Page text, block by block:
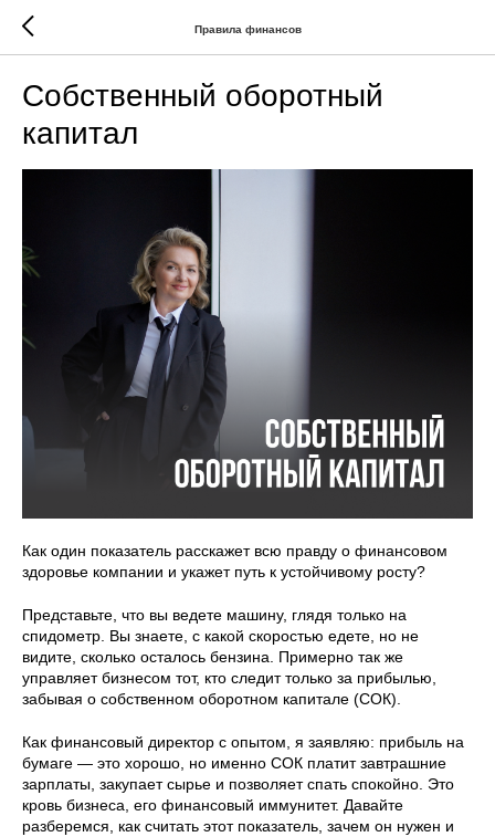
Правила финансов
Собственный оборотный
капитал
Как один показатель расскажет всю правду о финансовом
здоровье компании и укажет путь к устойчивому росту?
Представьте, что вы ведете машину, глядя только на
спидометр. Вы знаете, с какой скоростью едете, но не
видите, сколько осталось бензина. Примерно так же
управляет бизнесом тот, кто следит только за прибылью,
забывая о собственном оборотном капитале (СОК).
Как финансовый директор с опытом, я заявляю: прибыль на
бумаге — это хорошо, но именно СОК платит завтрашние
зарплаты, закупает сырье и позволяет спать спокойно. Это
кровь бизнеса, его финансовый иммунитет. Давайте
разберемся, как считать этот показатель, зачем он нужен и